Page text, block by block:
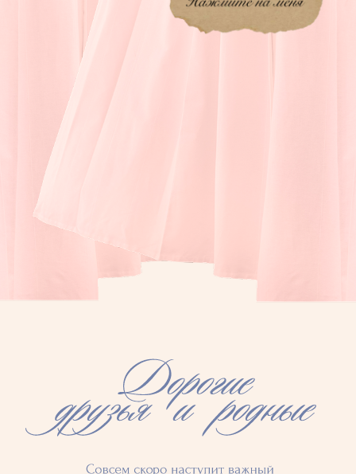
Листайте вниз,